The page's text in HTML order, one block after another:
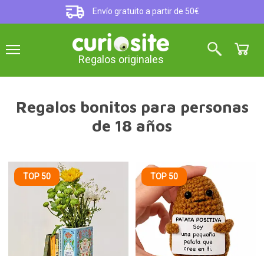
Envío gratuito a partir de 50€
Regalos originales
Regalos bonitos para personas
de 18 años
TOP 50 TOP 50